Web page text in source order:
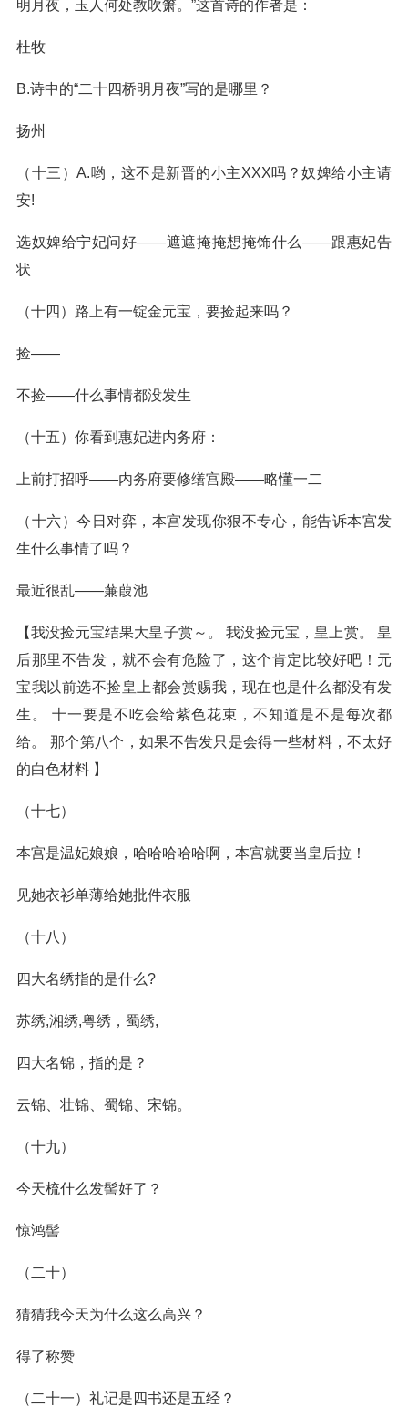
明月夜，玉人何处教吹箫。”这首诗的作者是：
杜牧
B.诗中的“二十四桥明月夜”写的是哪里？
扬州
（十三）A.哟，这不是新晋的小主XXX吗？奴婢给小主请
安!
选奴婢给宁妃问好——遮遮掩掩想掩饰什么——跟惠妃告
状
（十四）路上有一锭金元宝，要捡起来吗？
捡——
不捡——什么事情都没发生
（十五）你看到惠妃进内务府：
上前打招呼——内务府要修缮宫殿——略懂一二
（十六）今日对弈，本宫发现你狠不专心，能告诉本宫发
生什么事情了吗？
最近很乱——蒹葭池
【我没捡元宝结果大皇子赏～。 我没捡元宝，皇上赏。 皇
后那里不告发，就不会有危险了，这个肯定比较好吧！元
宝我以前选不捡皇上都会赏赐我，现在也是什么都没有发
生。 十一要是不吃会给紫色花束，不知道是不是每次都
给。 那个第八个，如果不告发只是会得一些材料，不太好
的白色材料 】
（十七）
本宫是温妃娘娘，哈哈哈哈哈啊，本宫就要当皇后拉！
见她衣衫单薄给她批件衣服
（十八）
四大名绣指的是什么?
苏绣,湘绣,粤绣，蜀绣,
四大名锦，指的是？
云锦、壮锦、蜀锦、宋锦。
（十九）
今天梳什么发髻好了？
惊鸿髻
（二十）
猜猜我今天为什么这么高兴？
得了称赞
（二十一）礼记是四书还是五经？